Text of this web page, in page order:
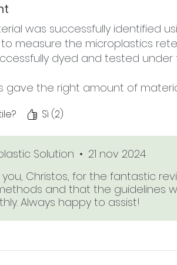
was successfully identified
to measure the microplastics
dyed and tested
gave the right amount of
well during filtration,
Sì (2)
Solution • 21 nov 2024
you, Christos, for the fantastic
and that the guidelines
Always happy to assist!